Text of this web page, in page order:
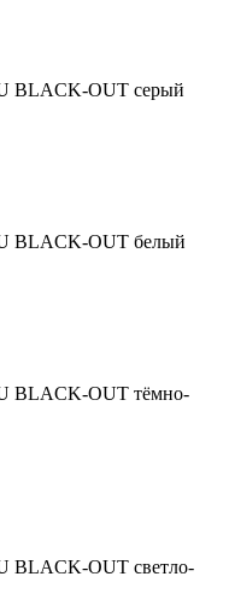
BLACK-OUT серый
BLACK-OUT белый
BLACK-OUT тёмно-
BLACK-OUT светло-